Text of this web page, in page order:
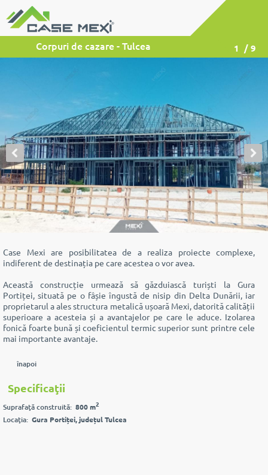
Corpuri de cazare - Tulcea 1 / 9
Case Mexi are posibilitatea de a realiza proiecte complexe,
indiferent de destinația pe care acestea o vor avea.
Această construcție urmează să găzduiască turiști la Gura
Portiței,situată pe o fâșie îngustă de nisip din Delta Dunării, iar
proprietarul a ales structura metalică ușoară Mexi, datorită calității
superioare a acesteia și a avantajelor pe care le aduce. Izolarea
fonică foarte bună și coeficientul termic superior sunt printre cele
mai importante avantaje.
înapoi
Specificaţii
Suprafaţă construită: 800 m2
Locaţia: Gura Portiței, județul Tulcea